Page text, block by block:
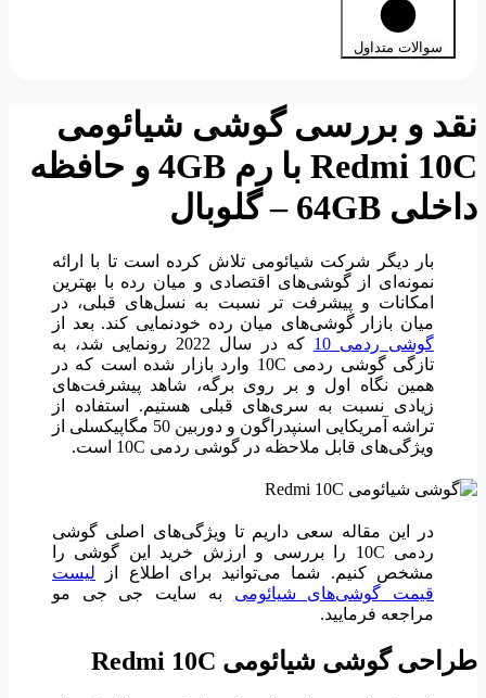
سوالات متداول
نقد و بررسی گوشی شیائومی
Redmi 10C با رم 4 GB
و حافظه
داخلی 64 GB
–گلوبال
بار دیگر شرکت شیائومی تلاش کرده است تا با ارائه
نمونه‌ای از گوشی‌های اقتصادی و میان رده با بهترین
امکانات و پیشرفت تر نسبت به نسل‌های قبلی، در
میان بازار گوشی‌های میان رده خودنمایی کند. بعد از
گوشی ردمی 10
که در سال 2022 رونمایی شد، به
تازگی گوشی ردمی 10C وارد بازار شده است که در
همین نگاه اول و بر روی برگه، شاهد پیشرفت‌های
زیادی نسبت به سری‌های قبلی هستیم. استفاده از
تراشه آمریکایی اسنپدراگون و دوربین 50 مگاپیکسلی از
ویژگی‌های قابل ملاحظه در گوشی ردمی 10C است.
در این مقاله سعی داریم تا ویژگی‌های اصلی گوشی
ردمی 10C را بررسی و ارزش خرید این گوشی را
مشخص کنیم. شما می‌توانید برای اطلاع از لیست
قیمت گوشی‌های شیائومی به سایت جی جی مو
مراجعه فرمایید.
طراحی گوشی شیائومی Redmi 10C